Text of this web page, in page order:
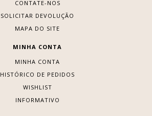
CONTATE-NOS
SOLICITAR DEVOLUÇÃO
MAPA DO SITE
MINHA CONTA
MINHA CONTA
HISTÓRICO DE PEDIDOS
WISHLIST
INFORMATIVO